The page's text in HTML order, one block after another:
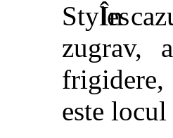
În
zugrav,
este